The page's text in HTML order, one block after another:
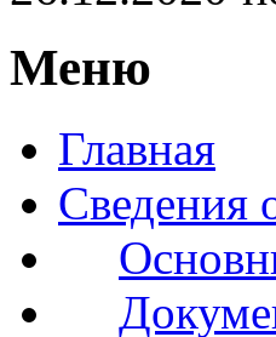
Меню
Главная
Сведения